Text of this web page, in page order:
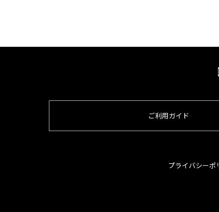
ご利用ガイド
プライバシーポ